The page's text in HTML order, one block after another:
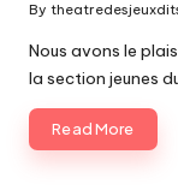
Posted
by
By
Nous avons le
la section jeunes
Read More